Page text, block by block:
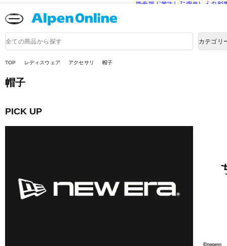
熊本県で発生した地震による影
品
検
カテゴリ
TOP レディスウェア アクセサリ 帽子
帽子
PICK UP